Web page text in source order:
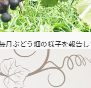
月ぶどう畑の様子を報告